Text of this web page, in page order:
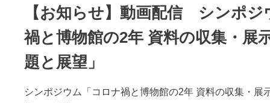
【お知らせ】動画配信 シンポジ
禍と博物館の2年 資料の収集・展
題と展望」
シンポジウム「コロナ禍と博物館の2年 資料の収集・展